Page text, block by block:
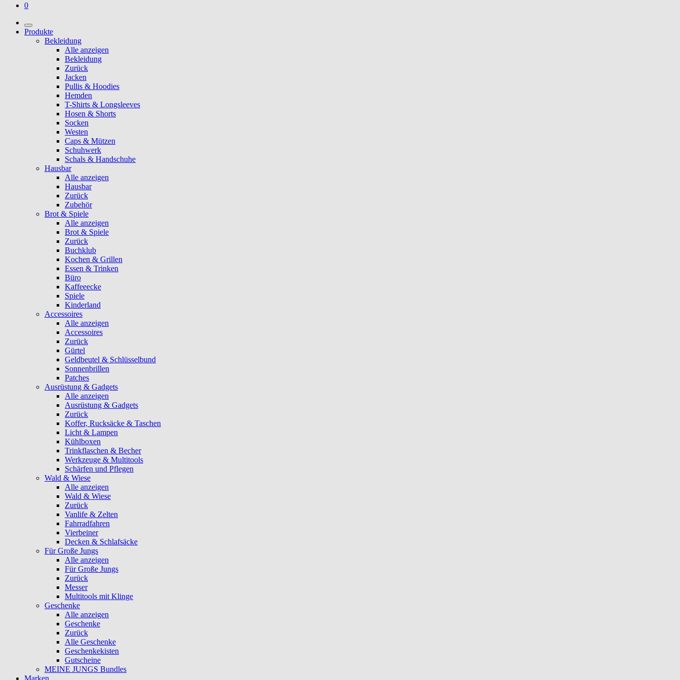
0
Produkte
Bekleidung
Alle anzeigen
Bekleidung
Zurück
Jacken
Pullis & Hoodies
Hemden
T-Shirts & Longsleeves
Hosen & Shorts
Socken
Westen
Caps & Mützen
Schuhwerk
Schals & Handschuhe
Hausbar
Alle anzeigen
Hausbar
Zurück
Zubehör
Brot & Spiele
Alle anzeigen
Brot & Spiele
Zurück
Buchklub
Kochen & Grillen
Essen & Trinken
Büro
Kaffeeecke
Spiele
Kinderland
Accessoires
Alle anzeigen
Accessoires
Zurück
Gürtel
Geldbeutel & Schlüsselbund
Sonnenbrillen
Patches
Ausrüstung & Gadgets
Alle anzeigen
Ausrüstung & Gadgets
Zurück
Koffer, Rucksäcke & Taschen
Licht & Lampen
Kühlboxen
Trinkflaschen & Becher
Werkzeuge & Multitools
Schärfen und Pflegen
Wald & Wiese
Alle anzeigen
Wald & Wiese
Zurück
Vanlife & Zelten
Fahrradfahren
Vierbeiner
Decken & Schlafsäcke
Für Große Jungs
Alle anzeigen
Für Große Jungs
Zurück
Messer
Multitools mit Klinge
Geschenke
Alle anzeigen
Geschenke
Zurück
Alle Geschenke
Geschenkekisten
Gutscheine
MEINE JUNGS Bundles
Marken